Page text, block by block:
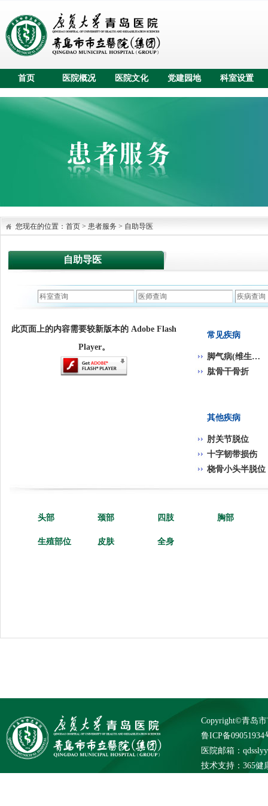
首页 医院概况 医院文化 党建园地 科室设置
您现在的位置： 首页 > 患者服务 > 自助导医
自助导医
此页面上的内容需要较新版本的 Adobe Flash
Player。
常见疾病
脚气病(维生素B1缺乏病)
肱骨干骨折
其他疾病
肘关节脱位
十字韧带损伤
桡骨小头半脱位
头部 颈部 四肢 胸部
生殖部位 皮肤 全身
Copyright©青岛
鲁ICP备09051934
医院邮箱：
技术支持： 365健